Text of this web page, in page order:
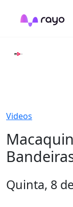
Videos
Quinta, 8